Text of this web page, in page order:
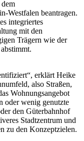
Westfalen beantragen.
integriertes
mit den
Trägern wie der
erklärt Heike
also Straßen,
Wohnungsangebot
oder wenig genutzte
den Güterbahnhof
Stadtzentrum und
zu den Konzeptzielen.